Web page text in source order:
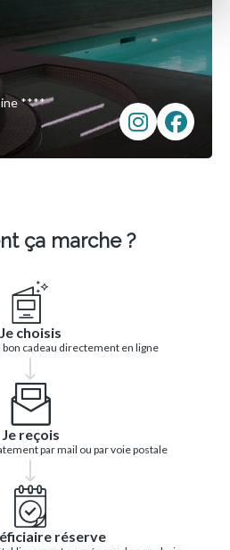
****
ça marche ?
Je choisis
cadeau directement en ligne
Je reçois
par mail ou par voie postale
réserve